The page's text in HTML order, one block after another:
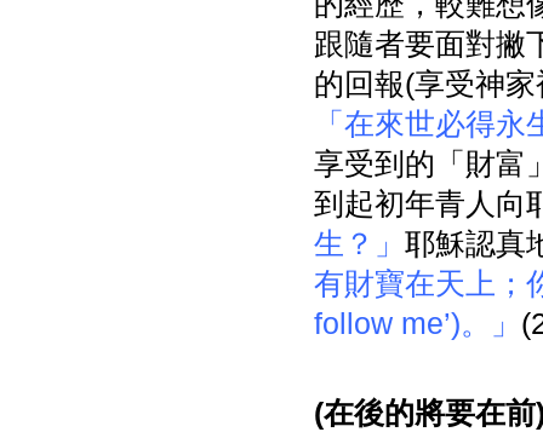
跟隨者要面對撇
的回報(享受神
「在來世必得永
享受到的「財富
到起初年青人向
生？」 耶穌認真
有財寶在天上；
follow me’)。」
(在後的將要在前